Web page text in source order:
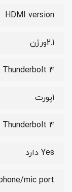
HDMI version
2.1ورژن
Thunderbolt 4 جهت گرافیک اکسترنال
1پورت
4
Yes دارد
mic port